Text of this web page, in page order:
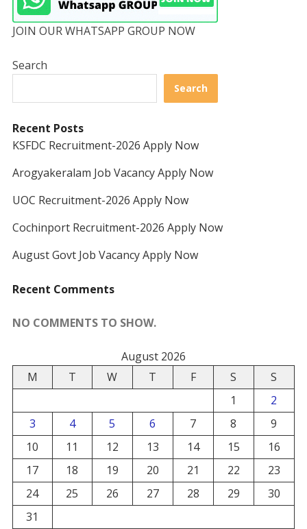
JOIN OUR WHATSAPP GROUP NOW
Search
Search
Recent Posts
KSFDC Recruitment-2026 Apply Now
Arogyakeralam Job Vacancy Apply Now
UOC Recruitment-2026 Apply Now
Cochinport Recruitment-2026 Apply Now
August Govt Job Vacancy Apply Now
Recent Comments
NO COMMENTS TO SHOW.
August 2026
M
T W T F S
S
1
2
3
4 5 6 7 8
9
10
11 12 13 14 15
16
17
18 19 20 21 22
23
24
25 26 27 28 29
30
31